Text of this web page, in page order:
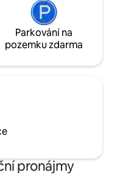
Parkování na
pozemku zdarma
pronájmy